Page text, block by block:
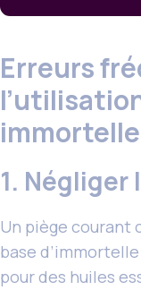
Erreurs
immortelle
1.
Un piège courant
base
pour des huiles